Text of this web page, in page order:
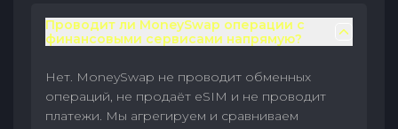
Проводит ли MoneySwap операции с
финансовыми сервисами напрямую?
Нет. MoneySwap не проводит обменных
операций, не продаёт eSIM и не проводит
платежи. Мы агрегируем и сравниваем